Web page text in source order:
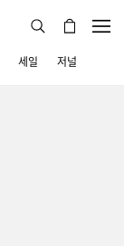
세일 저널